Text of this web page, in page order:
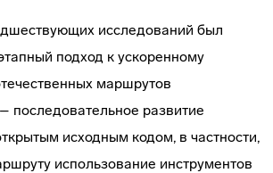
исследований был
подход к ускоренному
маршрутов
последовательное развитие
исходным кодом, в частности,
использование инструментов